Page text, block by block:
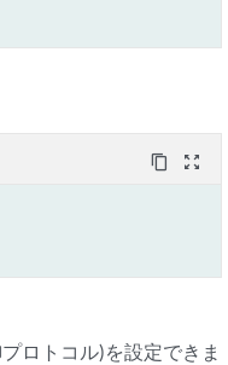
content_copy zoom_out_map
ロトコル)を設定できま